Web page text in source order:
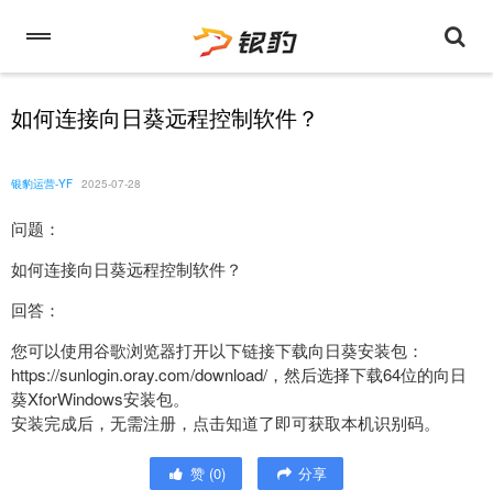
如何连接向日葵远程控制软件？
银豹运营-YF 2025-07-28
问题：
如何连接向日葵远程控制软件？
回答：
您可以使用谷歌浏览器打开以下链接下载向日葵安装包：
https://sunlogin.oray.com/download/，然后选择下载64位的向日
葵XforWindows安装包。
安装完成后，无需注册，点击知道了即可获取本机识别码。
赞 (0) 分享